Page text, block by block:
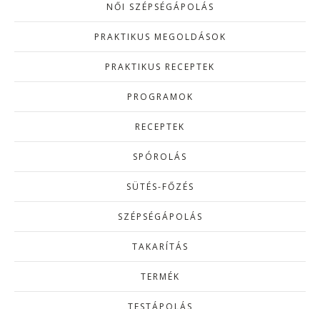
NŐI SZÉPSÉGÁPOLÁS
PRAKTIKUS MEGOLDÁSOK
PRAKTIKUS RECEPTEK
PROGRAMOK
RECEPTEK
SPÓROLÁS
SÜTÉS-FŐZÉS
SZÉPSÉGÁPOLÁS
TAKARÍTÁS
TERMÉK